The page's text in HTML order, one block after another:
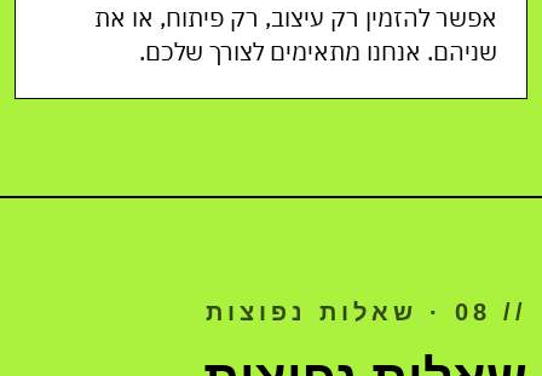
אפשר להזמין רק עיצוב, רק פיתוח, או את
שניהם. אנחנו מתאימים לצורך שלכם.
// 08 · שאלות נפוצות